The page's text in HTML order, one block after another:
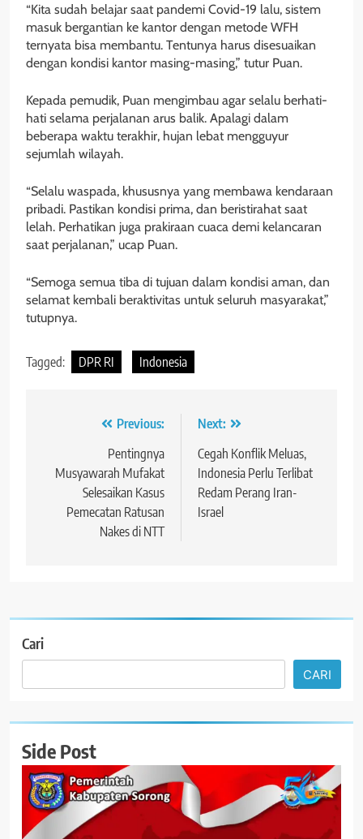
“Kita sudah belajar saat pandemi Covid-19 lalu, sistem
masuk bergantian ke kantor dengan metode WFH
ternyata bisa membantu. Tentunya harus disesuaikan
dengan kondisi kantor masing-masing,” tutur Puan.
Kepada pemudik, Puan mengimbau agar selalu berhati-
hati selama perjalanan arus balik. Apalagi dalam
beberapa waktu terakhir, hujan lebat mengguyur
sejumlah wilayah.
“Selalu waspada, khususnya yang membawa kendaraan
pribadi. Pastikan kondisi prima, dan beristirahat saat
lelah. Perhatikan juga prakiraan cuaca demi kelancaran
saat perjalanan,” ucap Puan.
“Semoga semua tiba di tujuan dalam kondisi aman, dan
selamat kembali beraktivitas untuk seluruh masyarakat,”
tutupnya.
Tagged: DPR RI Indonesia
Navigasi Previous:
Pentingnya
Musyawarah Mufakat
Selesaikan Kasus
Pemecatan Ratusan
Nakes di NTT
Next:
Cegah Konflik Meluas,
Indonesia Perlu Terlibat
Redam Perang Iran-
Israel
Cari
CARI
Side Post